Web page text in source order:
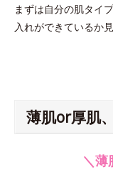
まずは自分の肌タイ
入れができているか
薄肌or厚肌
＼薄